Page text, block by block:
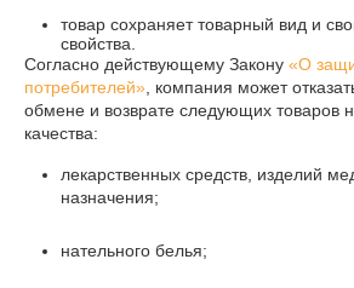
товар сохраняет товарный вид и
свойства.
Согласно действующему Закону «О
потребителей» , компания может
обмене и возврате следующих товаров
качества:
лекарственных средств, изделий
назначения;
нательного белья;